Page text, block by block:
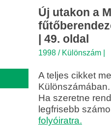
Új utakon a
| 49. oldal
1998 / Különszám |
A teljes cikket
Különszámában.
Ha szeretne
legfrisebb
folyóiratra.